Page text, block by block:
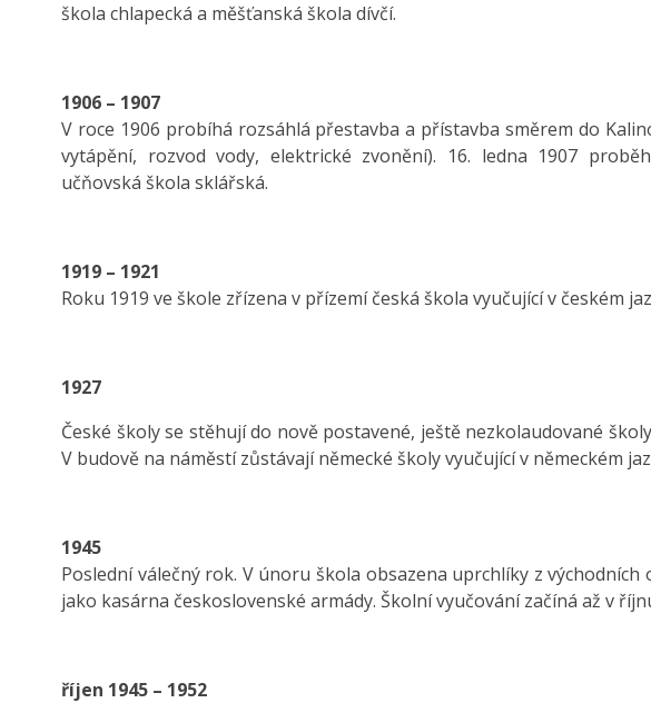
škola chlapecká a měšťanská škola dívčí.
1906 – 1907
V roce 1906 probíhá rozsáhlá přestavba a přístavba směrem do
vytápění, rozvod vody, elektrické zvonění). 16. ledna 1907
učňovská škola sklářská.
1919 – 1921
Roku 1919 ve škole zřízena v přízemí česká škola vyučující v českém
1927
České školy se stěhují do nově postavené, ještě nezkolaudované
V budově na náměstí zůstávají německé školy vyučující v německém
1945
Poslední válečný rok. V únoru škola obsazena uprchlíky z
jako kasárna československé armády. Školní vyučování začíná až v
říjen 1945 – 1952